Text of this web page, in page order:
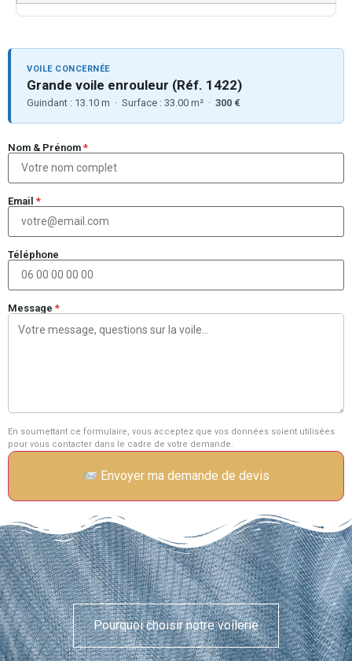
VOILE CONCERNÉE
Grande voile enrouleur (Réf. 1422)
Guindant : 13.10 m · Surface : 33.00 m² · 300 €
Nom & Prénom *
Email *
Téléphone
Message *
En soumettant ce formulaire, vous acceptez que vos données soient utilisées
pour vous contacter dans le cadre de votre demande.
Envoyer ma demande de devis
Pourquoi choisir notre voilerie